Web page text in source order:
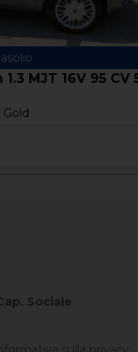
MJT 16V 95 CV
Gold
Sociale